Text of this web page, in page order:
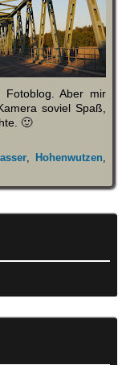
Aber mir
soviel Spaß,
🙂
Hohenwutzen,